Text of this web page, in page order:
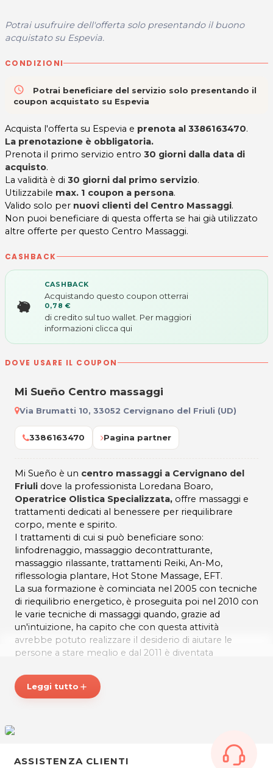
Potrai usufruire dell'offerta solo presentando il buono
acquistato su Espevia.
CONDIZIONI
access_time
Potrai beneficiare del servizio solo presentando il
coupon acquistato su Espevia
Acquista l'offerta su Espevia e prenota al 3386163470.
La prenotazione è obbligatoria.
Prenota il primo servizio entro 30 giorni dalla data di
acquisto.
La validità è di 30 giorni dal primo servizio.
Utilizzabile max. 1 coupon a persona.
Valido solo per nuovi clienti del Centro Massaggi.
Non puoi beneficiare di questa offerta se hai già utilizzato
altre offerte per questo Centro Massaggi.
CASHBACK
CASHBACK
Acquistando questo coupon otterrai
0,78 €
di credito sul tuo wallet. Per maggiori
informazioni clicca qui
DOVE USARE IL COUPON
Mi Sueño Centro massaggi
Via Brumatti 10, 33052 Cervignano del Friuli (UD)
3386163470 Pagina partner
Mi Sueño è un centro massaggi a Cervignano del
Friuli dove la professionista Loredana Boaro,
Operatrice Olistica Specializzata, offre massaggi e
trattamenti dedicati al benessere per riequilibrare
corpo, mente e spirito.
I trattamenti di cui si può beneficiare sono:
linfodrenaggio, massaggio decontratturante,
massaggio rilassante, trattamenti Reiki, An-Mo,
riflessologia plantare, Hot Stone Massage, EFT.
La sua formazione è cominciata nel 2005 con tecniche
di riequilibrio energetico, è proseguita poi nel 2010 con
le varie tecniche di massaggi quando, grazie ad
un'intuizione, ha capito che con questa attività
avrebbe potuto realizzare il desiderio di aiutare le
persone a stare meglio e dal 2011 è diventata
Da marzo 2015 ha aperto il centro massaggi Mi Sueño,
un ambiente rilassante e accogliente dove sceglie di
MI SUEÑO: un momento di rilassamento e benessere
Leggi tutto add
ASSISTENZA CLIENTI